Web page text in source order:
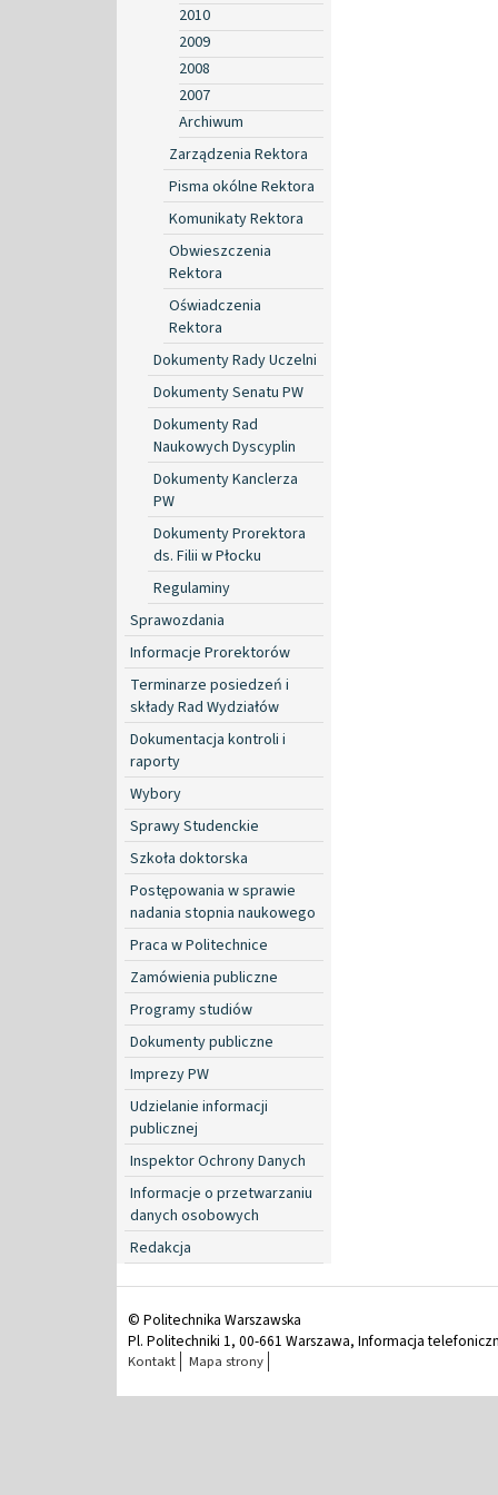
2010
2009
2008
2007
Archiwum
Zarządzenia Rektora
Pisma okólne Rektora
Komunikaty Rektora
Obwieszczenia
Rektora
Oświadczenia
Rektora
Dokumenty Rady Uczelni
Dokumenty Senatu PW
Dokumenty Rad
Naukowych Dyscyplin
Dokumenty Kanclerza
PW
Dokumenty Prorektora
ds. Filii w Płocku
Regulaminy
Sprawozdania
Informacje Prorektorów
Terminarze posiedzeń i
składy Rad Wydziałów
Dokumentacja kontroli i
raporty
Wybory
Sprawy Studenckie
Szkoła doktorska
Postępowania w sprawie
nadania stopnia naukowego
Praca w Politechnice
Zamówienia publiczne
Programy studiów
Dokumenty publiczne
Imprezy PW
Udzielanie informacji
publicznej
Inspektor Ochrony Danych
Informacje o przetwarzaniu
danych osobowych
Redakcja
© Politechnika Warszawska
Pl. Politechniki 1, 00-661 Warszawa, Informacja
Kontakt Mapa strony